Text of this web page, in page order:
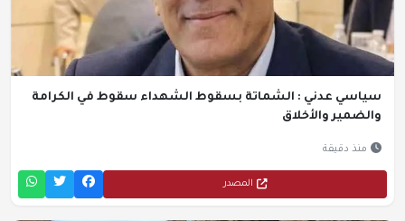
سياسي عدني : الشماتة بسقوط الشهداء سقوط في الكرامة
والضمير والأخلاق
منذ دقيقة
المصدر